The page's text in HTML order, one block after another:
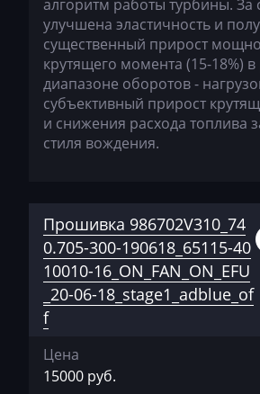
Mercury
Merlo
Metso
MG
Mitsubishi
MST
MTZ
NewHolland
алгоритм работы турбины. За
улучшена эластичность и
существенный прирост
крутящего момента (15-18%)
диапазоне оборотов -
субъективный прирост
и снижения расхода топлива
стиля вождения.
Прошивка 986702V310_74
0.705-300-190618_65115-40
10010-16_ON_FAN_ON_EFU
_20-06-18_stage1_adblue_of
f
Цена
15000 руб.